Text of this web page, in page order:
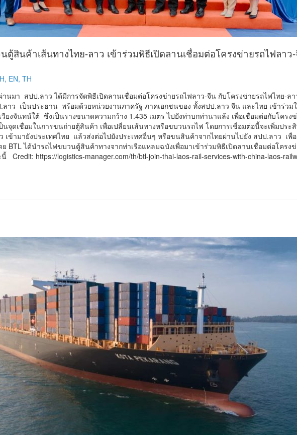
ตู้สินค้าเส้นทางไทย-ลาว เข้าร่วมพิธีเปิดลานเชื่อมต่อโครงข่ายรถไฟลา
, EN,TH
านมา สปป.ลาว ได้มีการจัดพิธีเปิดลานเชื่อมต่อโครงข่ายรถไฟลาว-จีน กับโครงข่ายรถไฟไทย-
าว เป็นประธาน พร้อมด้วยหน่วยงานภาครัฐ ภาคเอกชนของ ทั้งสปป.ลาว จีน และไทย เข้าร่วม
วียงจันทน์ใต้ ซึ่งเป็นรางขนาดความกว้าง 1.435 เมตร ไปยังท่าบกท่านาแล้ง เพื่อเชื่อมต่อกับโคร
นจุดเชื่อมในการขนถ่ายตู้สินค้า เพื่อเปลี่ยนเส้นทางหรือขบวนรถไฟ โดยการเชื่อมต่อนี้จะเพิ่มปร
เข้ามายังประเทศไทย แล้วส่งต่อไปยังประเทศอื่นๆ หรือขนสินค้าจากไทยผ่านไปยัง สปป.ลาว เพื่
BTL ได้นำรถไฟขบวนตู้สินค้าทางจากท่าเรือแหลมฉบังเพื่อมาเข้าร่วมพิธีเปิดลานเชื่อมต่อโครง
Credit: https://logistics-manager.com/th/btl-join-thai-laos-rail-services-with-china-laos-